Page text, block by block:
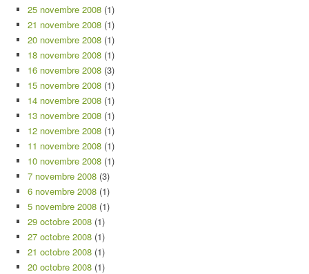
25 novembre 2008 (1)
21 novembre 2008 (1)
20 novembre 2008 (1)
18 novembre 2008 (1)
16 novembre 2008 (3)
15 novembre 2008 (1)
14 novembre 2008 (1)
13 novembre 2008 (1)
12 novembre 2008 (1)
11 novembre 2008 (1)
10 novembre 2008 (1)
7 novembre 2008 (3)
6 novembre 2008 (1)
5 novembre 2008 (1)
29 octobre 2008 (1)
27 octobre 2008 (1)
21 octobre 2008 (1)
20 octobre 2008 (1)